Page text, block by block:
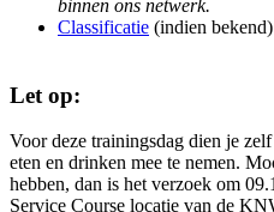
binnen ons netwerk.
Classificatie (indien bekend)
Let op:
Voor deze trainingsdag dien je
eten en drinken mee te nemen.
hebben, dan is het verzoek om
Service Course locatie van de